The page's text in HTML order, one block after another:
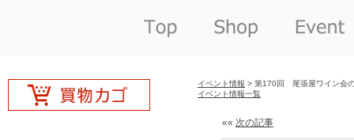
イベント情報 > 第170回 尾張屋ワイン会
イベント情報一覧
«« 次の記事